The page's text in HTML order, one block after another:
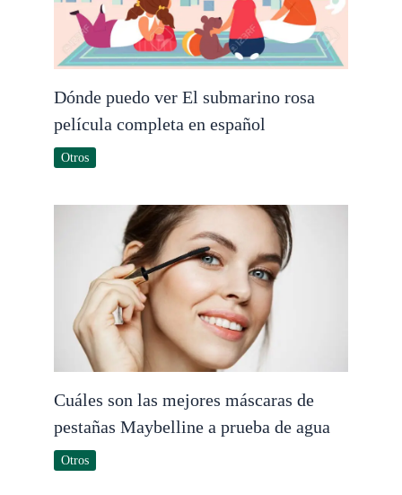
Dónde puedo ver El submarino rosa
película completa en español
Otros
Cuáles son las mejores máscaras de
pestañas Maybelline a prueba de agua
Otros